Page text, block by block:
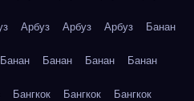
Арбуз Арбуз Арбуз Банан
Банан Банан Банан Банан
Бангкок Бангкок Бангкок